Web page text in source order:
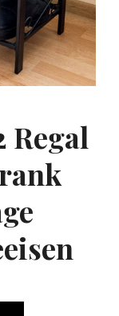
Regal